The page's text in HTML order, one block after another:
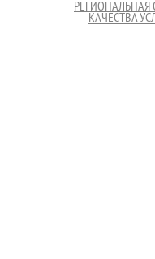
РЕГИОНАЛЬНАЯ
КАЧЕСТВА